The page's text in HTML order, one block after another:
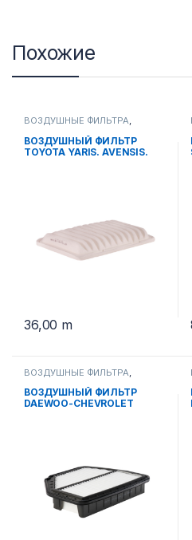
Похожие
ВОЗДУШНЫЕ ФИЛЬТРА,
ВОЗДУШНЫЙ ФИЛЬТР
TOYOTA YARIS. AVENSIS.
36,00 m
ВОЗДУШНЫЕ ФИЛЬТРА
РАСХОДНЫЕ МАТЕРИАЛЫ
ВОЗДУШНЫЙ ФИЛЬТР
DAEWOO-CHEVROLET